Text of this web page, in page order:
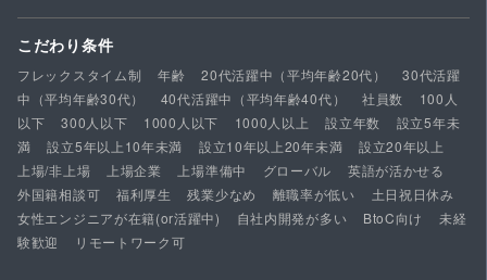
こだわり条件
フレックスタイム制 年齢 20代活躍中（平均年齢20代）
30代活躍
中（平均年齢30代）
40代活躍中（平均年齢40代） 社員数
100人
以下
300人以下 1000人以下 1000人以上 設立年数
設立5年未
満
設立5年以上10年未満 設立10年以上20年未満
設立20年以上
上場/非上場
上場企業 上場準備中 グローバル
英語が活かせる
外国籍相談可
福利厚生 残業少なめ 離職率が低い
土日祝日休み
女性エンジニアが在籍(or活躍中)
自社内開発が多い BtoC向け
未経
験歓迎
リモートワーク可